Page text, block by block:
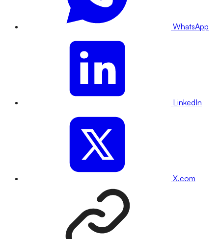
WhatsApp
LinkedIn
X.com